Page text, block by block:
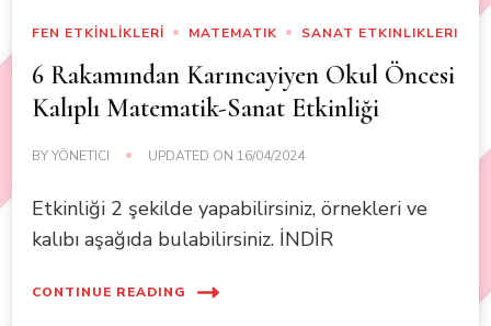
FEN ETKİNLİKLERİ MATEMATIK SANAT ETKINLIKLERI
6 Rakamından Karıncayiyen Okul Öncesi
Kalıplı Matematik-Sanat Etkinliği
BYYÖNETICI UPDATED ON 16/04/2024
Etkinliği 2 şekilde yapabilirsiniz, örnekleri ve
kalıbı aşağıda bulabilirsiniz. İNDİR
CONTINUE READING